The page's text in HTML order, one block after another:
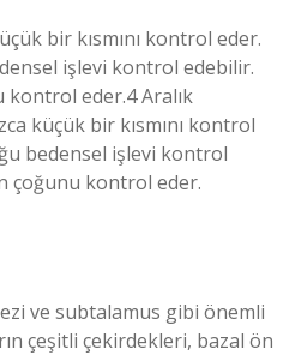
bir kısmını kontrol eder.
işlevi kontrol edebilir.
eder.4 Aralık
küçük bir kısmını kontrol
bedensel işlevi kontrol
çoğunu kontrol eder.
ve subtalamus gibi önemli
çeşitli çekirdekleri, bazal ön